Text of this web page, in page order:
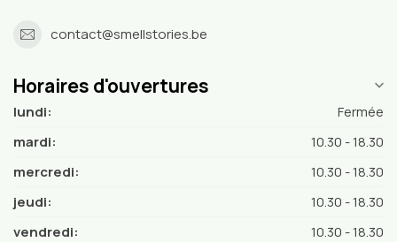
contact@smellstories.be
Horaires d'ouvertures
lundi:
Fermée
mardi:
10.30 - 18.30
mercredi:
10.30 - 18.30
jeudi:
10.30 - 18.30
vendredi:
10.30 - 18.30